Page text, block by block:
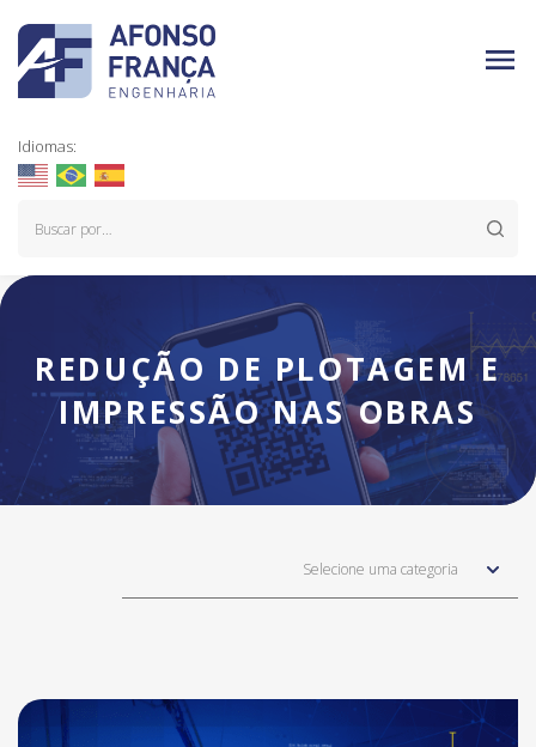
Idiomas:
REDUÇÃO DE PLOTAGEM E
IMPRESSÃO NAS OBRAS
Selecione uma categoria